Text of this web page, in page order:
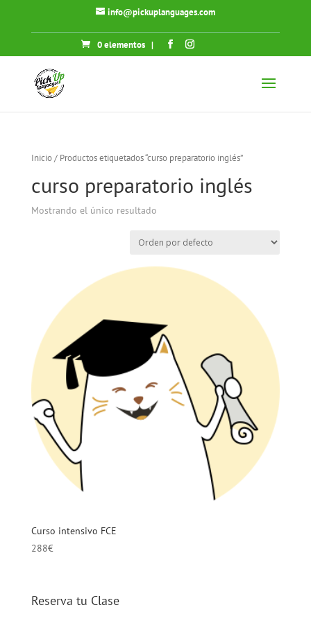
info@pickuplanguages.com
0 elementos |
Inicio/ Productos etiquetados “curso preparatorio inglés”
curso preparatorio inglés
Mostrando el único resultado
Curso intensivo FCE
288€
Reserva tu Clase